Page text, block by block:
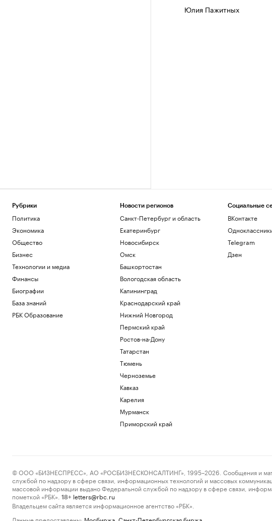
Юлия Пажитных
Рубрики
Политика
Экономика
Общество
Бизнес
Технологии и медиа
Финансы
Биографии
База знаний
РБК Образование
Новости регионов
Санкт-Петербург и область
Екатеринбург
Новосибирск
Омск
Башкортостан
Вологодская область
Калининград
Краснодарский край
Нижний Новгород
Пермский край
Ростов-на-Дону
Татарстан
Тюмень
Черноземье
Кавказ
Карелия
Мурманск
Приморский край
Социальные
ВКонтакте
Telegram
Дзен
© ООО «БИЗНЕСПРЕСС», АО «РОСБИЗНЕСКОНСАЛТИНГ», 1995–2026. Сообщения и
службой по надзору в сфере связи, информационных технологий и массовых
массовой информации выдано Федеральной службой по надзору в сфере связи,
пометкой «РБК».
18+ letters@rbc.ru
Владельцем сайта является информационное агентство «РБК».